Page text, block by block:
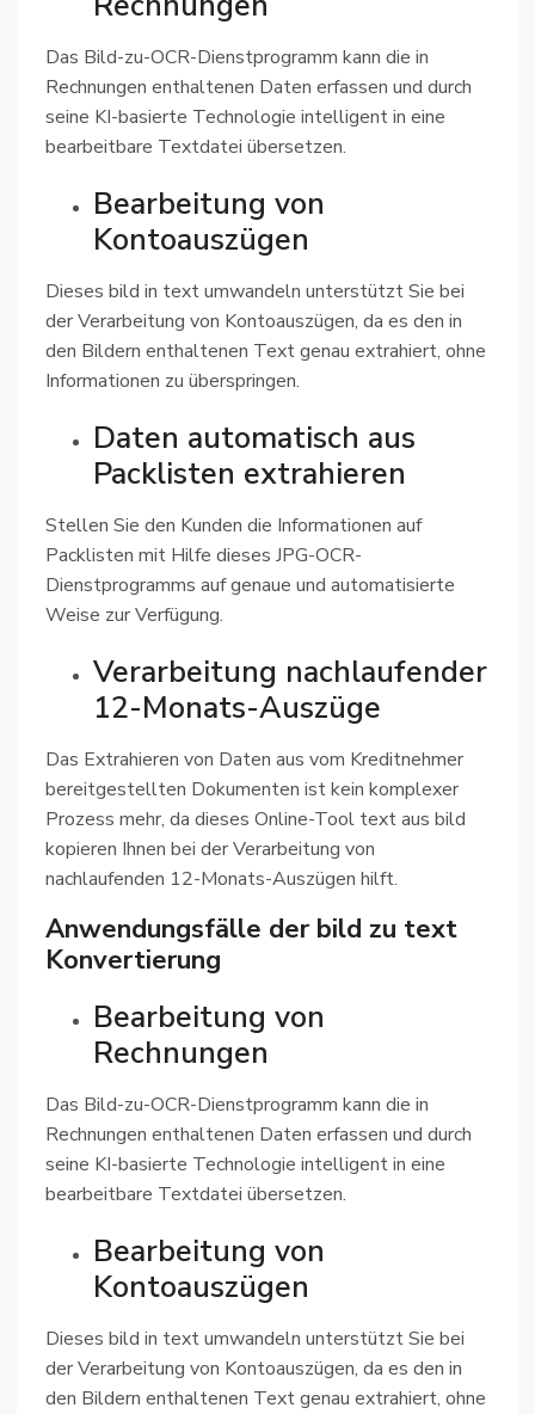
Das Bild-zu-OCR-Dienstprogramm kann die in
Rechnungen enthaltenen Daten erfassen und durch
seine KI-basierte Technologie intelligent in eine
bearbeitbare Textdatei übersetzen.
Bearbeitung von
Kontoauszügen
Dieses bild in text umwandeln unterstützt Sie bei
der Verarbeitung von Kontoauszügen, da es den in
den Bildern enthaltenen Text genau extrahiert, ohne
Informationen zu überspringen.
Daten automatisch aus
Packlisten extrahieren
Stellen Sie den Kunden die Informationen auf
Packlisten mit Hilfe dieses JPG-OCR-
Dienstprogramms auf genaue und automatisierte
Weise zur Verfügung.
Verarbeitung nachlaufender
12-Monats-Auszüge
Das Extrahieren von Daten aus vom Kreditnehmer
bereitgestellten Dokumenten ist kein komplexer
Prozess mehr, da dieses Online-Tool text aus bild
kopieren Ihnen bei der Verarbeitung von
nachlaufenden 12-Monats-Auszügen hilft.
Anwendungsfälle der bild zu text
Konvertierung
Bearbeitung von
Rechnungen
Das Bild-zu-OCR-Dienstprogramm kann die in
Rechnungen enthaltenen Daten erfassen und durch
seine KI-basierte Technologie intelligent in eine
bearbeitbare Textdatei übersetzen.
Bearbeitung von
Kontoauszügen
Dieses bild in text umwandeln unterstützt Sie bei
der Verarbeitung von Kontoauszügen, da es den in
den Bildern enthaltenen Text genau extrahiert, ohne